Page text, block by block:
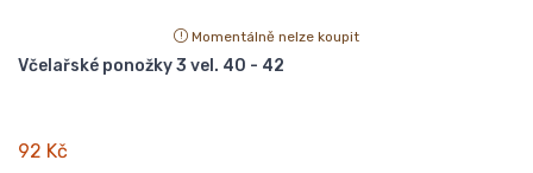
Momentálně nelze koupit
Včelařské ponožky 3 vel. 40 - 42
92 Kč